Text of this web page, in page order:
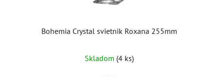
Bohemia Crystal svietnik Roxana 255mm
Skladom (4 ks)